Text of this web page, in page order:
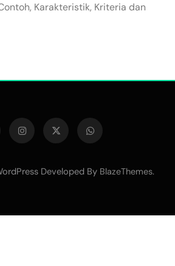
Karakteristik, Kriteria dan
Developed By BlazeThemes.